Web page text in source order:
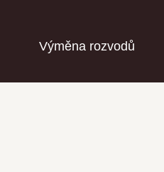
Výměna rozvodů